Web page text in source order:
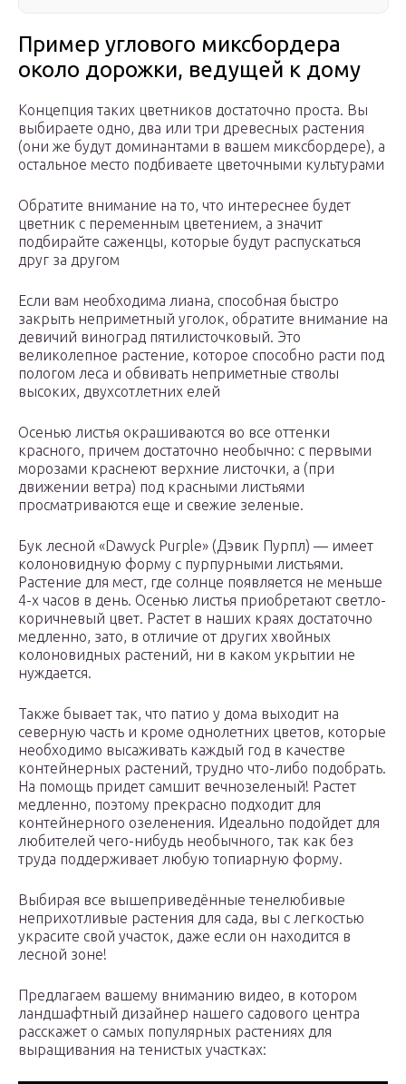
Пример углового миксбордера
около дорожки, ведущей к дому
Концепция таких цветников достаточно проста. Вы
выбираете одно, два или три древесных растения
(они же будут доминантами в вашем миксбордере), а
остальное место подбиваете цветочными культурами
Обратите внимание на то, что интереснее будет
цветник с переменным цветением, а значит
подбирайте саженцы, которые будут распускаться
друг за другом
Если вам необходима лиана, способная быстро
закрыть неприметный уголок, обратите внимание на
девичий виноград пятилисточковый. Это
великолепное растение, которое способно расти под
пологом леса и обвивать неприметные стволы
высоких, двухсотлетних елей
Осенью листья окрашиваются во все оттенки
красного, причем достаточно необычно: с первыми
морозами краснеют верхние листочки, а (при
движении ветра) под красными листьями
просматриваются еще и свежие зеленые.
Бук лесной «Dawyck Purple» (Дэвик Пурпл) — имеет
колоновидную форму с пурпурными листьями.
Растение для мест, где солнце появляется не меньше
4-х часов в день. Осенью листья приобретают светло-
коричневый цвет. Растет в наших краях достаточно
медленно, зато, в отличие от других хвойных
колоновидных растений, ни в каком укрытии не
нуждается.
Также бывает так, что патио у дома выходит на
северную часть и кроме однолетних цветов, которые
необходимо высаживать каждый год в качестве
контейнерных растений, трудно что-либо подобрать.
На помощь придет самшит вечнозеленый! Растет
медленно, поэтому прекрасно подходит для
контейнерного озеленения. Идеально подойдет для
любителей чего-нибудь необычного, так как без
труда поддерживает любую топиарную форму.
Выбирая все вышеприведённые тенелюбивые
неприхотливые растения для сада, вы с легкостью
украсите свой участок, даже если он находится в
лесной зоне!
Предлагаем вашему вниманию видео, в котором
ландшафтный дизайнер нашего садового центра
расскажет о самых популярных растениях для
выращивания на тенистых участках: